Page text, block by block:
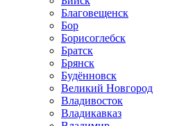
Благовещенск
Бор
Борисоглебск
Братск
Брянск
Будённовск
Великий Новгород
Владивосток
Владикавказ